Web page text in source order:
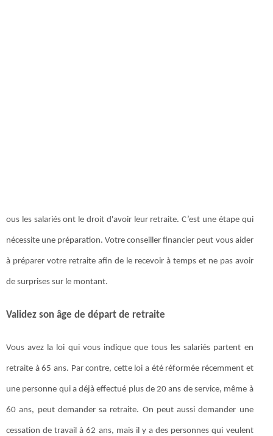
ous les salariés ont le droit d'avoir leur retraite. C’est une étape qui
nécessite une préparation. Votre conseiller financier peut vous aider
à préparer votre retraite afin de le recevoir à temps et ne pas avoir
de surprises sur le montant.
Validez son âge de départ de retraite
Vous avez la loi qui vous indique que tous les salariés partent en
retraite à 65 ans. Par contre, cette loi a été réformée récemment et
une personne qui a déjà effectué plus de 20 ans de service, même à
60 ans, peut demander sa retraite. On peut aussi demander une
cessation de travail à 62 ans, mais il y a des personnes qui veulent